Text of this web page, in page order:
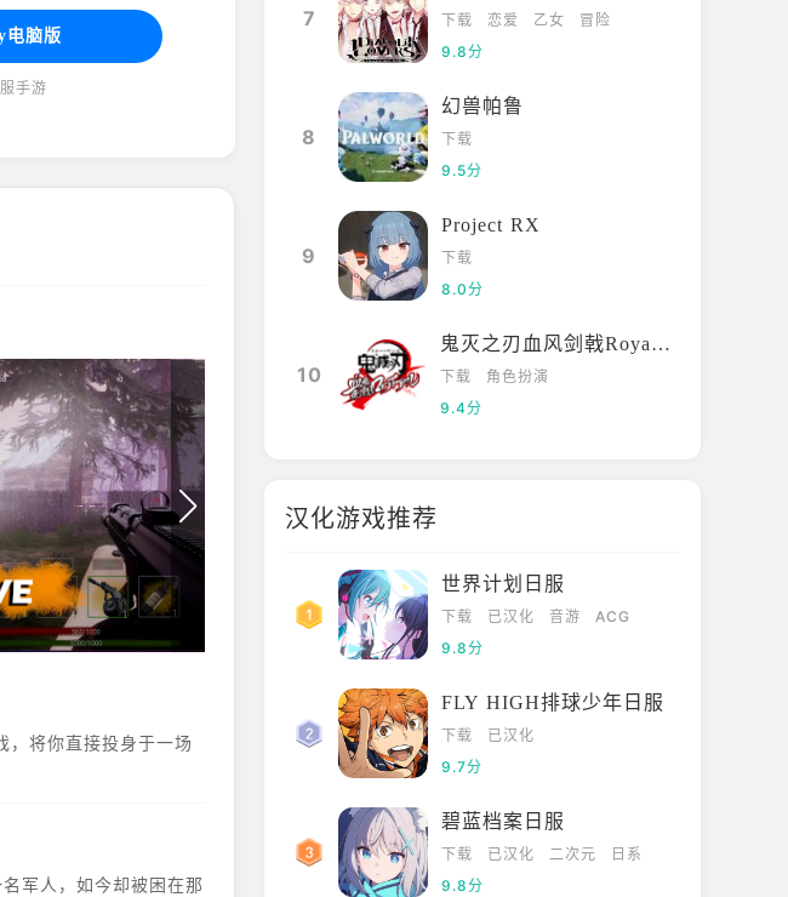
电脑版
手游
将你直接投身于一场
军人，如今却被困在那
7 下载 恋爱 乙女
冒险
9.8分
8
幻兽帕鲁
下载
9.5分
9
Project RX
下载
8.0分
10
鬼灭之刃血风剑戟Royale国际服
下载
角色扮演
9.4分
汉化游戏推荐
世界计划日服
下载 已汉化 音游
ACG
9.8分
FLY HIGH排球少年日服
下载
已汉化
9.7分
碧蓝档案日服
下载 已汉化 二次元
日系
9.8分